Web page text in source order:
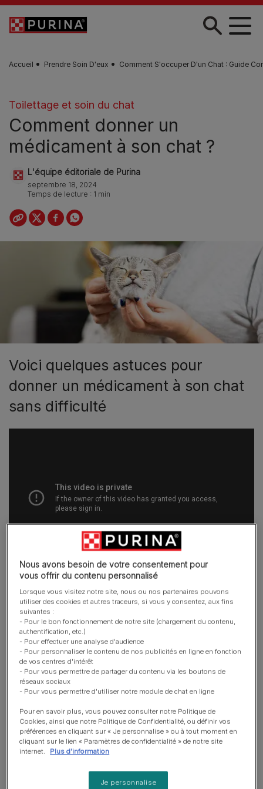
Skip to main content
Accueil Prendre Soin D'eux Comment S'occuper D'un Chat : Guide
Toilettage et soin du chat
Comment donner un
médicament à son chat ?
L'équipe éditoriale de Purina
septembre 18, 2024
Temps de lecture : 1 min
Voici quelques astuces pour
donner un médicament à son chat
sans difficulté
Aidez-nous à nous améliorer
Cet article vous a-t-il été utile ?
Nous avons besoin de votre consentement pour
vous offrir du contenu personnalisé
Lorsque vous visitez notre site, nous ou nos partenaires pouvons
utiliser des cookies et autres traceurs, si vous y consentez, aux fins
suivantes :
- Pour le bon fonctionnement de notre site (chargement du contenu,
authentification, etc.)
- Pour effectuer une analyse d'audience
- Pour personnaliser le contenu de nos publicités en ligne en fonction
de vos centres d'intérêt
- Pour vous permettre de partager du contenu via les boutons de
réseaux sociaux
- Pour vous permettre d'utiliser notre module de chat en ligne
Pour en savoir plus, vous pouvez consulter notre Politique de
Cookies, ainsi que notre Politique de Confidentialité, ou définir vos
préférences en cliquant sur « Je personnalise » ou à tout moment en
cliquant sur le lien « Paramètres de confidentialité » de notre site
internet.
Plus d'information
Je personnalise